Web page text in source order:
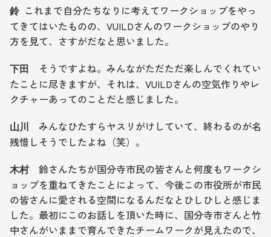
鈴 これまで自分たちなりに考えてワークショップをやっ
てきてはいたものの、VUILDさんのワークショップのやり
方を見て、さすがだなと思いました。
下田
そうですよね。みんながただただ楽しんでくれてい
たことに尽きますが、それは、VUILDさんの空気作りやレ
クチャーあってのことだと感じました。
山川 みんなひたすらヤスリがけしていて、終わるのが名
残惜しそうでしたよね（笑）。
木村 鈴さんたちが国分寺市民の皆さんと何度もワークシ
ョップを重ねてきたことによって、今後この市役所が市民
の皆さんに愛される空間になるんだなとひしひしと感じま
した。最初にこのお話しを頂いた時に、国分寺市さんと竹
中さんがいままで育んできたチームワークが見えたので、